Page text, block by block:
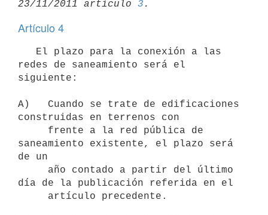
23/11/2011 artículo 3
Artículo 4
redes de saneamiento será el
siguiente:
A)   Cuando se trate de edificaciones
construidas en terrenos con
saneamiento existente, el plazo será
de un
día de la publicación referida en el